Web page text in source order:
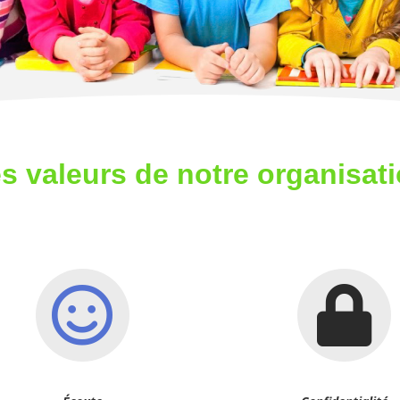
valeurs de notre